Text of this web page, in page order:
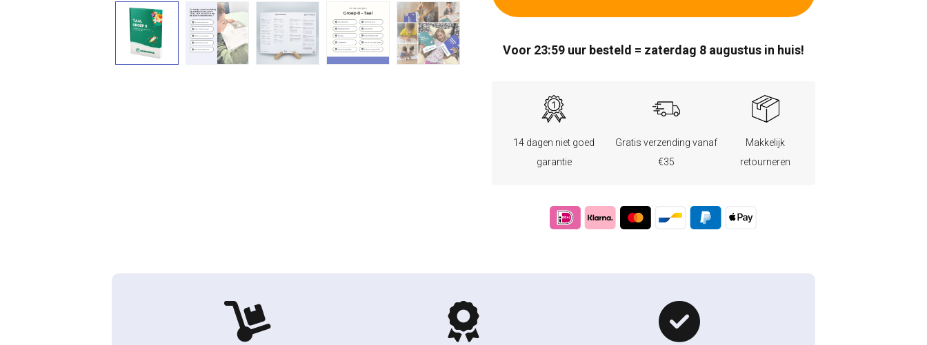
Voor 23:59 uur besteld = zaterdag 8 augustus in huis!
14 dagen niet goed
garantie
Gratis verzending vanaf
€35
Makkelijk
retourneren